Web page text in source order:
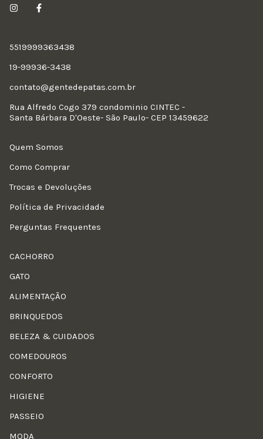
5519999363438
19-99936-3438
contato@gentedepatas.com.br
Rua Alfredo Cogo 379 condominio CINTEC -
Santa Bárbara D'Oeste- São Paulo- CEP 13459622
Quem Somos
Como Comprar
Trocas e Devoluções
Política de Privacidade
Perguntas Frequentes
CACHORRO
GATO
ALIMENTAÇÃO
BRINQUEDOS
BELEZA & CUIDADOS
COMEDOUROS
CONFORTO
HIGIENE
PASSEIO
MODA